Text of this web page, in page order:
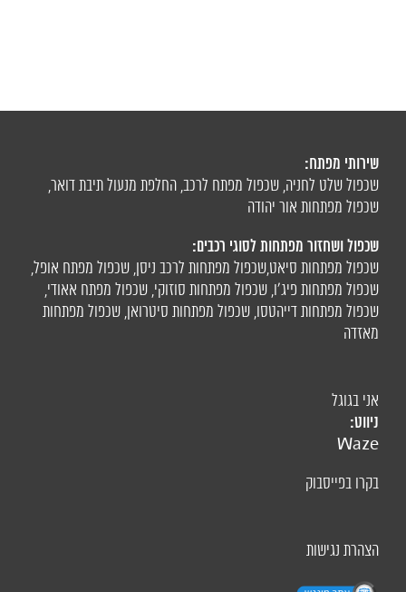
שירותי מפתח:
שכפול שלט לחניה, שכפול מפתח לרכב, החלפת מנעול תיבת דואר,
שכפול מפתחות אור יהודה
שכפול ושחזור מפתחות לסוגי רכבים:
שכפול מפתחות סיאט,שכפול מפתחות לרכב ניסן, שכפול מפתח אופל,
שכפול מפתחות פיג'ו, שכפול מפתחות סוזוקי, שכפול מפתח אאודי,
שכפול מפתחות דייהטסו, שכפול מפתחות סיטרואן, שכפול מפתחות
מאזדה
אני בגוגל
ניווט:
Waze
בקרו בפייסבוק
הצהרת נגישות